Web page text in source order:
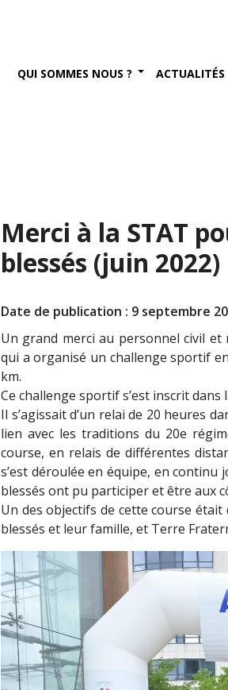
QUI SOMMES NOUS ? ACTUALITÉS
Merci à la STAT
blessés (juin 2022)
Date de publication : 9 septembre
Un grand merci au personnel civil et
qui a organisé un challenge sportif
km.
Ce challenge sportif s’est inscrit dans
Il s’agissait d’un relai de 20 heures
lien avec les traditions du 20e
course, en relais de différentes
s’est déroulée en équipe, en continu
blessés ont pu participer et être aux
Un des objectifs de cette course
blessés et leur famille, et Terre